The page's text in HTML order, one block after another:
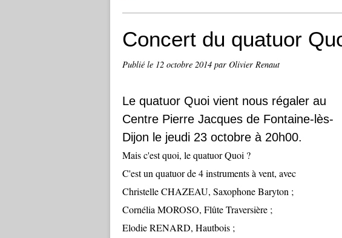
Concert du quatuor
Publié le 12 octobre 2014 par Olivier Renaut
Le quatuor Quoi vient nous régaler au
Centre Pierre Jacques de Fontaine-lès-
Dijon le jeudi 23 octobre à 20h00.
Mais c'est quoi, le quatuor Quoi ?
C'est un quatuor de 4 instruments à vent, avec
Christelle CHAZEAU, Saxophone Baryton ;
Cornélia MOROSO, Flûte Traversière ;
Elodie RENARD, Hautbois ;